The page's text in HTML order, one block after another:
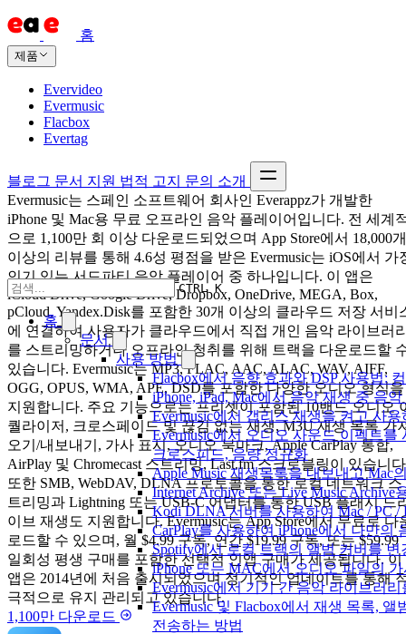
홈
제품
Evervideo
Evermusic
Flacbox
Evertag
블로그 문서 지원 법적 고지 문의 소개
CTRL K
홈
문서
사용 방법
Flacbox에서 음향 효과와 DSP 사용법:
iPhone, iPad, Mac에서 음악 재생 중 음
Evermusic에서 갭리스 재생을 켜고 사
Evermusic에서 오디오 사운드 이펙트
크로스피드, 음량 정규화
Apple Music 재생목록을 내보내고 Mac
Internet Archive 또는 Live Music
Kodi DLNA 서버를 사용하여 Mac / PC
CarPlay를 사용하여 iPhone에서 나만의
Spotify에서 로컬 트랙의 앨범 커버를
iPhone 또는 MAC에서 오디오 파일의
Evermusic에서 기기 간 음악 라이브러
Evermusic 및 Flacbox에서 재생 목록,
전송하는 방법
Evermusic는 스페인 소프트웨어 회사인 Everappz가 개발한
iPhone 및 Mac용 무료 오프라인 음악 플레이어입니다. 전 세계
으로 1,100만 회 이상 다운로드되었으며 App Store에서 18,000개
이상의 리뷰를 통해 4.6성 평점을 받은 Evermusic는 iOS에서 가
인기 있는 서드파티 음악 플레이어 중 하나입니다. 이 앱은
iCloud Drive, Google Drive, Dropbox, OneDrive, MEGA, Box,
pCloud, Yandex.Disk를 포함한 30개 이상의 클라우드 저장 서비
에 연결하여 사용자가 클라우드에서 직접 개인 음악 라이브러
를 스트리밍하거나 오프라인 청취를 위해 트랙을 다운로드할
있습니다. Evermusic는 MP3, FLAC, AAC, ALAC, WAV, AIFF,
OGG, OPUS, WMA, APE, DSD를 포함한 다양한 오디오 형식을
지원합니다. 주요 기능으로는 프리셋이 포함된 10밴드 오디오
퀄라이저, 크로스페이드 및 끊김 없는 재생, M3U 재생 목록 가
오기/내보내기, 가사 표시, 오디오 북마크, Apple CarPlay 통합,
AirPlay 및 Chromecast 스트리밍, Last.fm 스크로블링이 있습니
또한 SMB, WebDAV, DLNA 프로토콜을 통한 로컬 네트워크 스
트리밍과 Lightning 또는 USB-C 어댑터를 통한 USB 플래시 드
이브 재생도 지원합니다. Evermusic는 App Store에서 무료로 다
로드할 수 있으며, 월 $4.99 구독, 연간 $19.99 구독, 또는 $59.99
일회성 평생 구매를 포함한 선택적 인앱 구매가 제공됩니다. 이
앱은 2014년에 처음 출시되었으며 정기적인 업데이트를 통해
극적으로 유지 관리되고 있습니다.
1,100만 다운로드